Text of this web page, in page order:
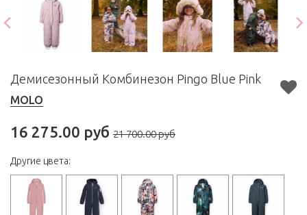
Демисезонный Комбинезон Pingo Blue Pink
MOLO
16 275.00 руб 21 700.00 руб
Другие цвета: